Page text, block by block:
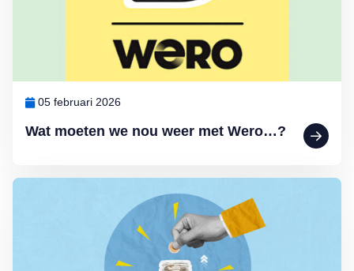
Wat moeten we nou weer met Wero…?
05 februari 2026
Lees meer over Het blijft kwakkelen met de spaarrentes